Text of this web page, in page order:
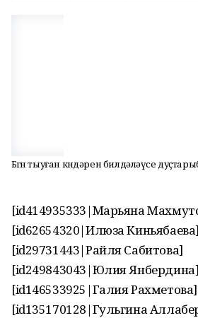
Бөгөн тыуған көндәрен билдәләүсе
[id414935333|Марьяна
[id62654320|Илюза Киньябаева]
[id29731443|Райля Сабитова]
[id249843043|Юлия Янбердина]
[id146533925|Галия Рахметова]
[id135170128|Гульгина